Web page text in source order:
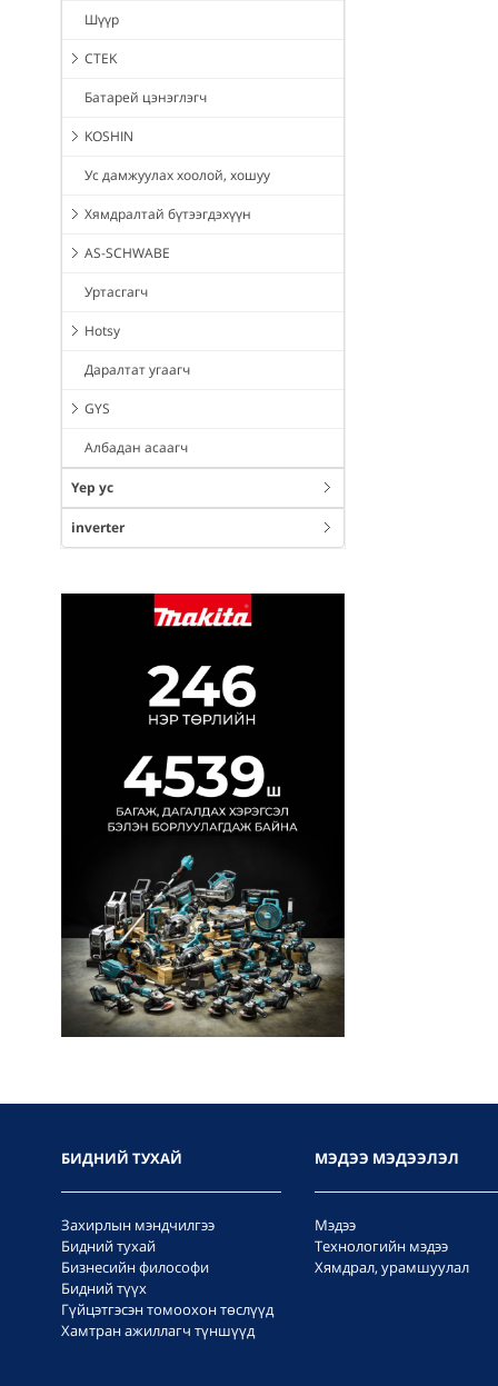
Шүүр
CTEK
Батарей цэнэглэгч
KOSHIN
Ус дамжуулах хоолой, хошуу
Хямдралтай бүтээгдэхүүн
AS-SCHWABE
Уртасгагч
Hotsy
Даралтат угаагч
GYS
Албадан асаагч
Үер ус
inverter
БИДНИЙ ТУХАЙ
Захирлын мэндчилгээ
Бидний тухай
Бизнесийн философи
Бидний түүх
Гүйцэтгэсэн томоохон төслүүд
Хамтран ажиллагч түншүүд
МЭДЭЭ МЭДЭЭЛЭЛ
Мэдээ
Технологийн мэдээ
Хямдрал, урамшуулал